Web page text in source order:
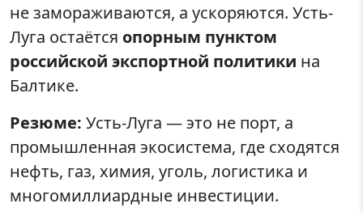
не замораживаются, а ускоряются. Усть-
Луга остаётся опорным пунктом
российской экспортной политики на
Балтике.
Резюме: Усть-Луга — это не порт, а
промышленная экосистема, где сходятся
нефть, газ, химия, уголь, логистика и
многомиллиардные инвестиции.